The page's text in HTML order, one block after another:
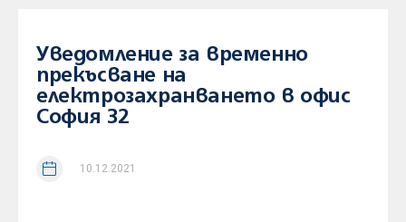
Уведомление за временно
прекъсване на
електрозахранването в офис
София 32
10.12.2021